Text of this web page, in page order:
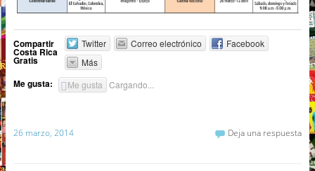
Compartir
Costa Rica
Gratis
Twitter Correo electrónico
Facebook
Más
Me gusta: Me gusta Cargando...
26 marzo, 2014 Deja una respuesta